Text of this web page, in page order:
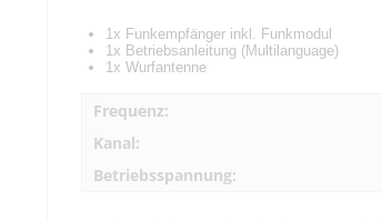
1x Funkempfänger inkl. Funkmodul
1x Betriebsanleitung (Multilanguage)
1x Wurfantenne
Frequenz:
Kanal:
Betriebsspannung: